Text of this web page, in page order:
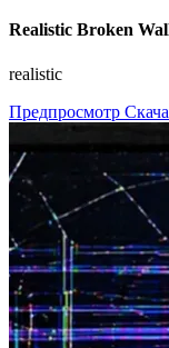
Realistic Broken
realistic
Предпросмотр